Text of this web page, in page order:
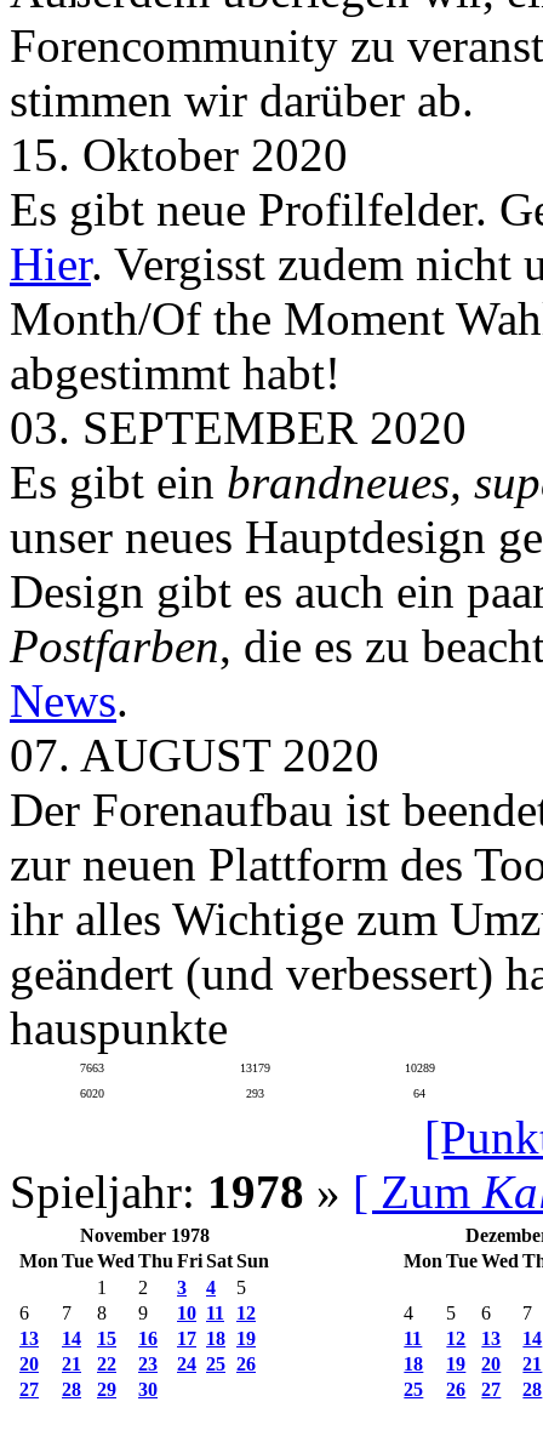
Forencommunity zu
stimmen wir darüber ab.
15. Oktober 2020
Es gibt neue Profilfelder.
Hier. Vergisst zudem nicht
Month/Of the Moment
abgestimmt habt!
03. SEPTEMBER 2020
Es gibt ein brandneues,
unser neues Hauptdesign
Design gibt es auch ein
Postfarben, die es zu
News.
07. AUGUST 2020
Der Forenaufbau ist
zur neuen Plattform des
ihr alles Wichtige zum
geändert (und verbessert)
hauspunkte
7663 13179
10289
6020
293 64
Spieljahr: 1978 » [ Zum
November 1978
Mon TueWed Thu FriSatSun
1
2 3 4
5
6
7 8 9 10 11
12
13
14 15 16 17 18 19
20
21 22 23 24 25 26
27
28 29 30
Mon TueWed
4 5 6
7
11
12 13
14
18
19 20
21
25
26 27 28